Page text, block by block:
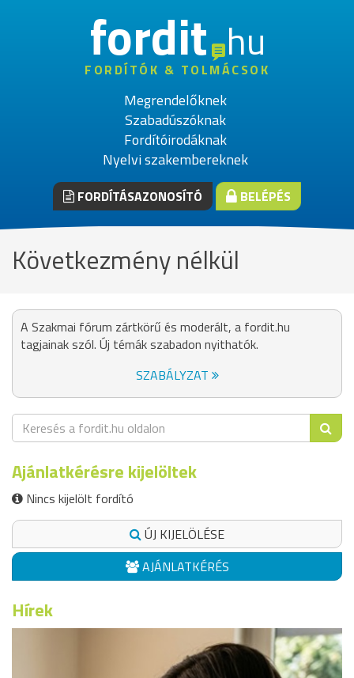
fordithu
FORDÍTÓK & TOLMÁCSOK
Megrendelőknek
Szabadúszóknak
Fordítóirodáknak
Nyelvi szakembereknek
FORDÍTÁSAZONOSÍTÓ BELÉPÉS
Következmény nélkül
A Szakmai fórum zártkörű és moderált, a fordit.hu
tagjainak szól. Új témák szabadon nyithatók.
SZABÁLYZAT
Ajánlatkérésre kijelöltek
Nincs kijelölt fordító
ÚJ KIJELÖLÉSE
AJÁNLATKÉRÉS
Hírek